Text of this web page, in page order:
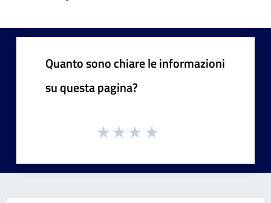
Quanto sono chiare le informazioni
su questa pagina?